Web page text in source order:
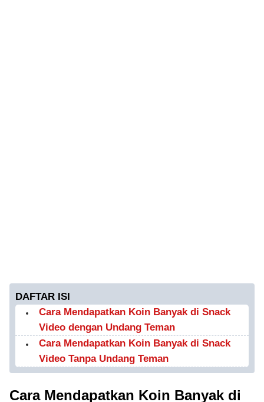
DAFTAR ISI
Cara Mendapatkan Koin Banyak di Snack
Video dengan Undang Teman
Cara Mendapatkan Koin Banyak di Snack
Video Tanpa Undang Teman
Cara Mendapatkan Koin Banyak di